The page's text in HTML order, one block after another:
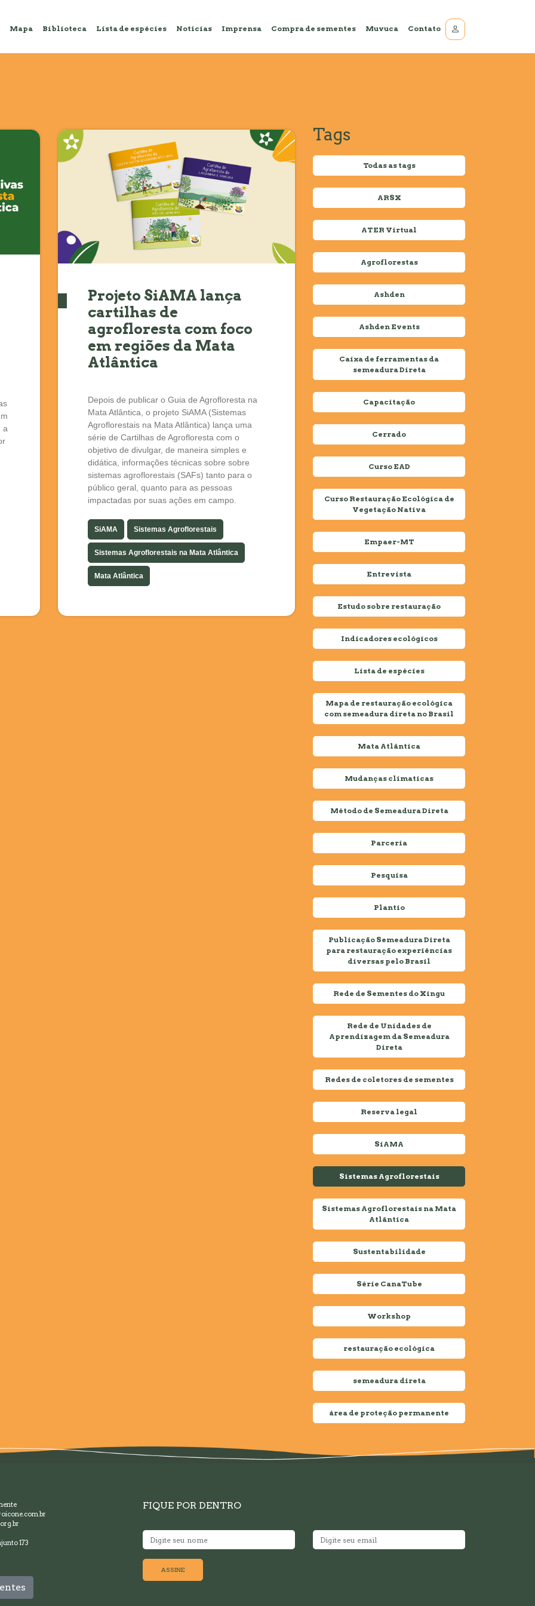
Mapa Biblioteca Lista de espécies Notícias Imprensa Compra de sementes Muvuca Contato
a
Projeto SiAMA lança
cartilhas de
agrofloresta com foco
em regiões da Mata
Atlântica
Depois de publicar o Guia de Agrofloresta na
Mata Atlântica, o projeto SiAMA (Sistemas
Agroflorestais na Mata Atlântica) lança uma
série de Cartilhas de Agrofloresta com o
objetivo de divulgar, de maneira simples e
didática, informações técnicas sobre sobre
sistemas agroflorestais (SAFs) tanto para o
público geral, quanto para as pessoas
impactadas por suas ações em campo.
SiAMA Sistemas Agroflorestais
Sistemas Agroflorestais na Mata Atlântica
Mata Atlântica
Tags
Todas as tags
ARSX
ATER Virtual
Agroflorestas
Ashden
Ashden Events
Caixa de ferramentas da
semeadura Direta
Capacitação
Cerrado
Curso EAD
Curso Restauração Ecológica de
Vegetação Nativa
Empaer-MT
Entrevista
Estudo sobre restauração
Indicadores ecológicos
Lista de espécies
Mapa de restauração ecológica
com semeadura direta no Brasil
Mata Atlântica
Mudanças climaticas
Método de Semeadura Direta
Parceria
Pesquisa
Plantio
Publicação Semeadura Direta
para restauração experiências
diversas pelo Brasil
Rede de Sementes do Xingu
Rede de Unidades de
Aprendizagem da Semeadura
Direta
Redes de coletores de sementes
Reserva legal
SiAMA
Sistemas Agroflorestais
Sistemas Agroflorestais na Mata
Atlântica
Sustentabilidade
Série CanaTube
Workshop
restauração ecológica
semeadura direta
área de proteção permanente
173
FIQUE POR DENTRO
ASSINE